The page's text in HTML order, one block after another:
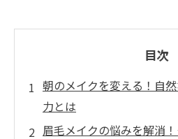
目次
朝のメイクを変える！自
力とは
眉毛メイクの悩みを解消